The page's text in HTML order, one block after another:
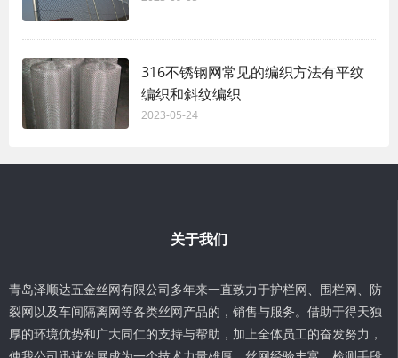
316不锈钢网常见的编织方法有平纹
编织和斜纹编织
2023-05-24
关于我们
青岛泽顺达五金丝网有限公司多年来一直致力于护栏网、围栏网、防
裂网以及车间隔离网等各类丝网产品的，销售与服务。借助于得天独
厚的环境优势和广大同仁的支持与帮助，加上全体员工的奋发努力，